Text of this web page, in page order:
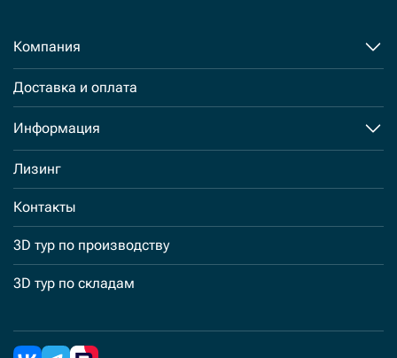
Компания
Доставка и оплата
Информация
Лизинг
Контакты
3D тур по производству
3D тур по складам